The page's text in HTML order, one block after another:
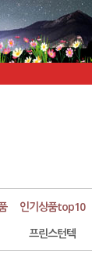
인기상품top10
프린스턴텍